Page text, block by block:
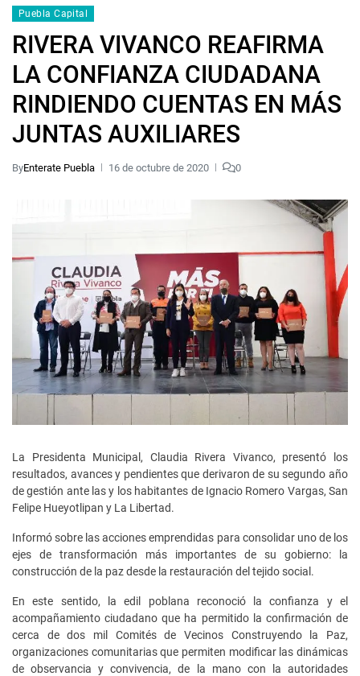
Puebla Capital
RIVERA VIVANCO REAFIRMA
LA CONFIANZA CIUDADANA
RINDIENDO CUENTAS EN MÁS
JUNTAS AUXILIARES
ByEnterate Puebla 16 de octubre de 2020 0
La Presidenta Municipal, Claudia Rivera Vivanco, presentó los
resultados, avances y pendientes que derivaron de su segundo año
de gestión ante las y los habitantes de Ignacio Romero Vargas, San
Felipe Hueyotlipan y La Libertad.
Informó sobre las acciones emprendidas para consolidar uno de los
ejes de transformación más importantes de su gobierno: la
construcción de la paz desde la restauración del tejido social.
En este sentido, la edil poblana reconoció la confianza y el
acompañamiento ciudadano que ha permitido la confirmación de
cerca de dos mil Comités de Vecinos Construyendo la Paz,
organizaciones comunitarias que permiten modificar las dinámicas
de observancia y convivencia, de la mano con la autoridades